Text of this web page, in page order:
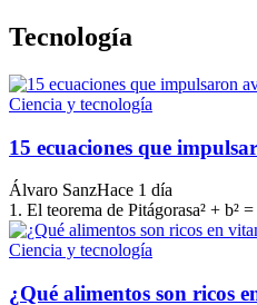
Tecnología
Ciencia y tecnología
15 ecuaciones que
Álvaro SanzHace 1 día
1. El teorema de Pitágorasa² + b²
Ciencia y tecnología
¿Qué alimentos son ricos